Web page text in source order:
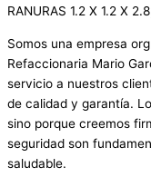
RANURAS 1.2 X 1.2 X
Somos una empresa
Refaccionaria Mario
servicio a nuestros
de calidad y garantía.
sino porque creemos
seguridad son
saludable.